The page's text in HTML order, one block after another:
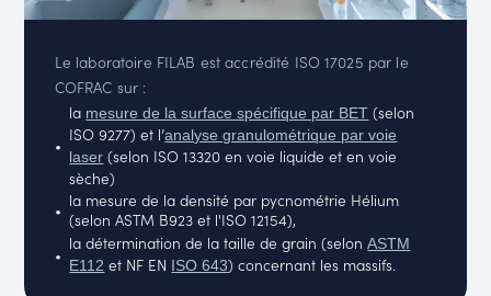
Le laboratoire FILAB est accrédité ISO 17025 par le
COFRAC sur :
la mesure de la surface spécifique par BET (selon
ISO 9277) et l’analyse granulométrique par voie
laser (selon ISO 13320 en voie liquide et en voie
sèche)
la mesure de la densité par pycnométrie Hélium
(selon ASTM B923 et l'ISO 12154),
la détermination de la taille de grain (selonASTM
E112 et NF EN ISO 643) concernant les massifs.